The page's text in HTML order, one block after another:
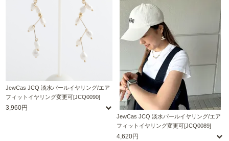
JewCas JCQ 淡水パールイヤリング/エア
フィットイヤリング変更可[JCQ0090]
3,960円
JewCas JCQ 淡水パールイヤリング/エア
フィットイヤリング変更可[JCQ0089]
4,620円